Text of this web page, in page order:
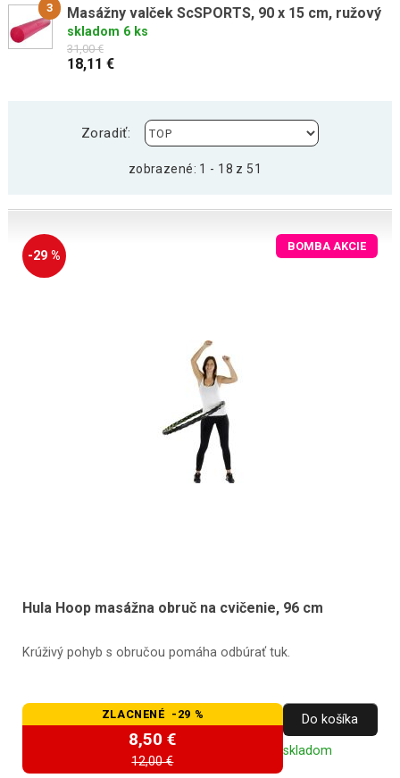
3 Masážny valček ScSPORTS, 90 x 15 cm, ružový
skladom 6 ks
31,00 €
18,11 €
Zoradiť:
zobrazené: 1 - 18 z 51
-29 %
BOMBA AKCIE
Hula Hoop masážna obruč na cvičenie, 96 cm
Krúživý pohyb s obručou pomáha odbúrať tuk.
ZLACNENÉ -29 %
8,50 €
12,00 €
Do košíka
skladom